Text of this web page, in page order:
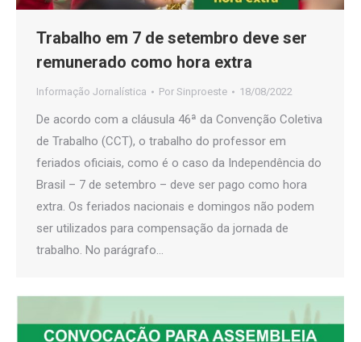
Trabalho em 7 de setembro deve ser
remunerado como hora extra
Informação Jornalística Por Sinproeste 18/08/2022
De acordo com a cláusula 46ª da Convenção Coletiva
de Trabalho (CCT), o trabalho do professor em
feriados oficiais, como é o caso da Independência do
Brasil – 7 de setembro – deve ser pago como hora
extra. Os feriados nacionais e domingos não podem
ser utilizados para compensação da jornada de
trabalho. No parágrafo…